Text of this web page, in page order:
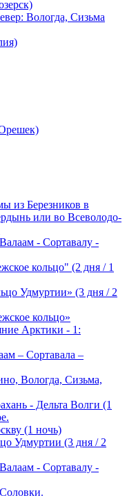
Вологда, Сизьма
из Березников в
или во Всеволодо-
- Сортавалу -
кольцо" (2 дня / 1
Удмуртии» (3 дня / 2
кольцо»
Арктики - 1:
– Сортавала –
Вологда, Сизьма,
- Дельта Волги (1
(1 ночь)
Удмуртии (3 дня / 2
- Сортавалу -